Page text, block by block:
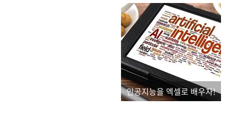
인공지능을 엑셀로 배우자!